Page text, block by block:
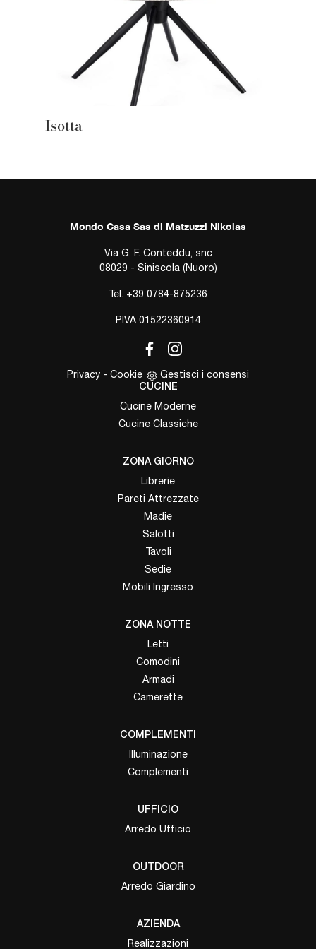
Isotta
Mondo Casa Sas di Matzuzzi Nikolas
Via G. F. Conteddu, snc
08029 - Siniscola (Nuoro)
Tel. +39 0784-875236
P.IVA 01522360914
Privacy - Cookie Gestisci i consensi
CUCINE
Cucine Moderne
Cucine Classiche
ZONA GIORNO
Librerie
Pareti Attrezzate
Madie
Salotti
Tavoli
Sedie
Mobili Ingresso
ZONA NOTTE
Letti
Comodini
Armadi
Camerette
COMPLEMENTI
Illuminazione
Complementi
UFFICIO
Arredo Ufficio
OUTDOOR
Arredo Giardino
AZIENDA
Realizzazioni